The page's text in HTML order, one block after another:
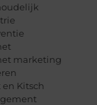
marketing
en Kitsch